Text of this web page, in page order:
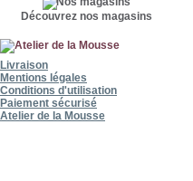
Découvrez nos magasins
Livraison
Mentions légales
Conditions d'utilisation
Paiement sécurisé
Atelier de la Mousse